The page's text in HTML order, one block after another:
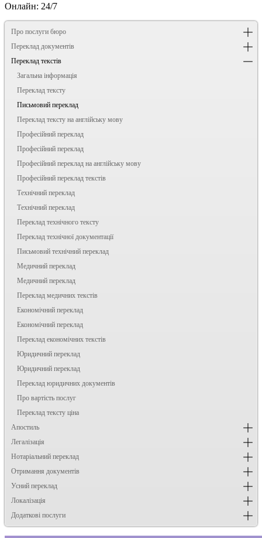
Онлайн: 24/7
Про послуги бюро
Переклад документів
Переклад текстів
Загальна інформація
Переклад тексту
Письмовий переклад
Переклад тексту на англійську мову
Професійний переклад
Професійний переклад
Професійний переклад на англійську мову
Професійний переклад текстів
Технічний переклад
Технічний переклад
Переклад технічного тексту
Переклад технічної документації
Письмовий технічний переклад
Медичний переклад
Медичний переклад
Переклад медичних текстів
Економічний переклад
Економічний переклад
Переклад економічних текстів
Юридичний переклад
Юридичний переклад
Переклад юридичних документів
Про вартість послуг
Переклад тексту ціна
Апостиль
Легалізація
Нотаріальний переклад
Отримання документів
Усний переклад
Локалізація
Додаткові послуги